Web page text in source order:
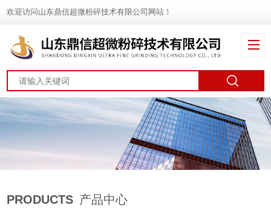
欢迎访问山东鼎信超微粉碎技术有限公司网站！
PRODUCTS 产品中心